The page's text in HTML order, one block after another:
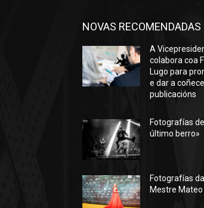
NOVAS RECOMENDADAS
A
colabora coa
Lugo para
e dar a
publicacións
Fotografías
último berro»
Fotografías
Mestre Mateo